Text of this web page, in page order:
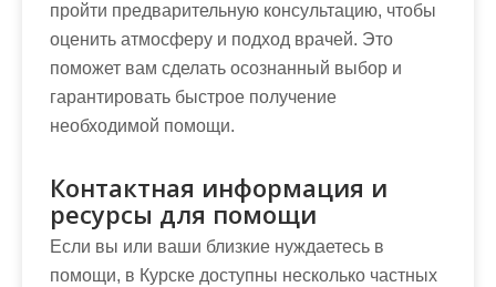
пройти предварительную консультацию, чтобы
оценить атмосферу и подход врачей. Это
поможет вам сделать осознанный выбор и
гарантировать быстрое получение
необходимой помощи.
Контактная информация и
ресурсы для помощи
Если вы или ваши близкие нуждаетесь в
помощи, в Курске доступны несколько частных